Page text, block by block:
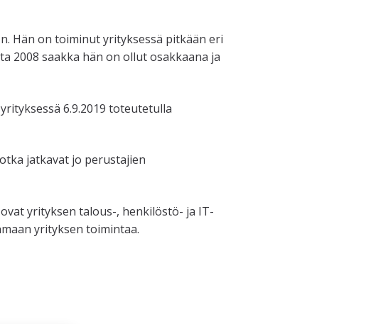
Hän on toiminut yrityksessä pitkään eri
2008 saakka hän on ollut osakkaana ja
6.9.2019 toteutetulla
jatkavat jo perustajien
yrityksen talous-, henkilöstö- ja IT-
yrityksen toimintaa.